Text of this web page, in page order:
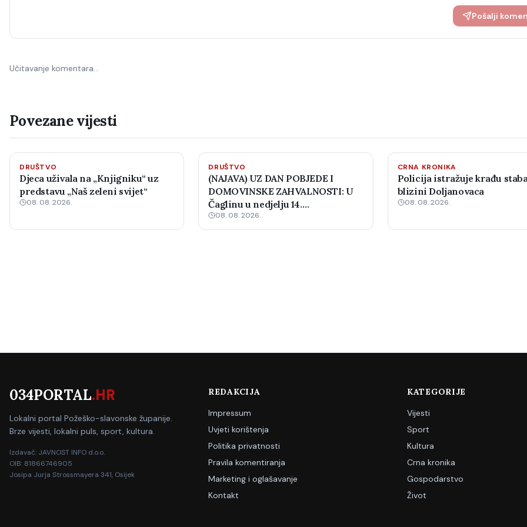
Pošalji
Učitavanje komentara…
Povezane vijesti
DRUŠTVO
Djeca uživala na „Knjigniku“ uz
predstavu „Naš zeleni svijet“
08. 08. 2026.
DRUŠTVO
(NAJAVA) UZ DAN POBJEDE I
DOMOVINSKE ZAHVALNOSTI: U
Čaglinu u nedjelju 14.
međunarodni šahovski turnir
08. 08. 2026.
CRNA KRONIKA
Policija istražuje krađu
blizini Doljanovaca
08. 08. 2026.
034PORTAL.HR
Lokalni portal Požeško-slavonske županije.
Brze vijesti, lokalni puls, sport, kultura.
Izdavač: JAVNOST INFO d.o.o.
OIB: 81866746905
Josipa Jurja Strossmayera 341, Osijek
REDAKCIJA
Impressum
Uvjeti korištenja
Politika privatnosti
Pravila komentiranja
Marketing i oglašavanje
Kontakt
KATEGORIJE
Vijesti
Sport
Kultura
Crna kronika
Gospodarstvo
Život